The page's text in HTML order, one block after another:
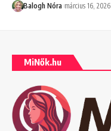
Balogh Nóra március 16, 2026
MiNők.hu